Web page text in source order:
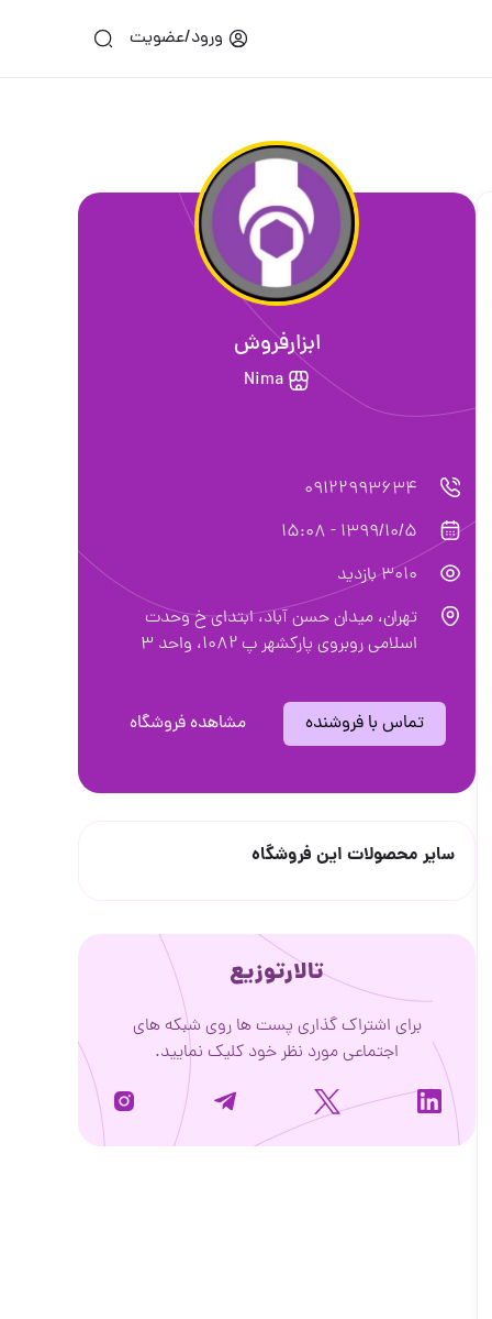
ورود/عضویت
ابزارفروش
Nima
09122993634
1399/10/5 - 15:08
3010 بازدید
تهران، میدان حسن آباد، ابتدای خ وحدت
اسلامی روبروی پارکشهر پ ۱۰۸۲، واحد ۳
تماس با فروشنده مشاهده فروشگاه
سایر محصولات این فروشگاه
تالارتوزیع
برای اشتراک گذاری پست ها روی شبکه های
اجتماعی مورد نظر خود کلیک نمایید.